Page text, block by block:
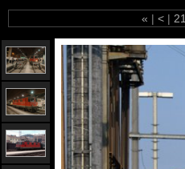
« | < | 21